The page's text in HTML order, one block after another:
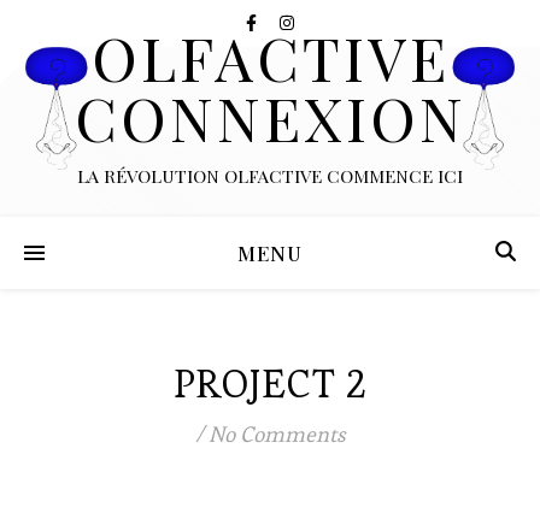
OLFACTIVE
CONNEXION
LA RÉVOLUTION OLFACTIVE COMMENCE ICI
MENU
PROJECT 2
/ No Comments